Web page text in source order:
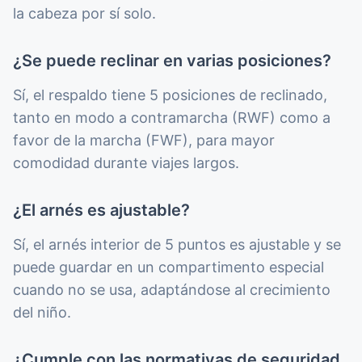
la cabeza por sí solo.
¿Se puede reclinar en varias posiciones?
Sí, el respaldo tiene 5 posiciones de reclinado,
tanto en modo a contramarcha (RWF) como a
favor de la marcha (FWF), para mayor
comodidad durante viajes largos.
¿El arnés es ajustable?
Sí, el arnés interior de 5 puntos es ajustable y se
puede guardar en un compartimento especial
cuando no se usa, adaptándose al crecimiento
del niño.